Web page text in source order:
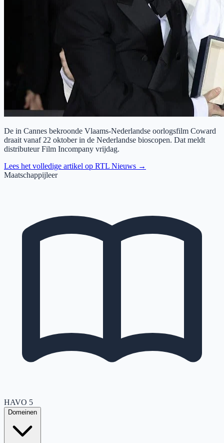
De in Cannes bekroonde Vlaams-Nederlandse oorlogsfilm Coward
draait vanaf 22 oktober in de Nederlandse bioscopen. Dat meldt
distributeur Film Incompany vrijdag.
Lees het volledige artikel op RTL Nieuws →
Maatschappijleer
HAVO 5
Domeinen